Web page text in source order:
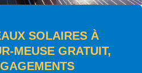
SOLAIRES À
MEUSE GRATUIT,